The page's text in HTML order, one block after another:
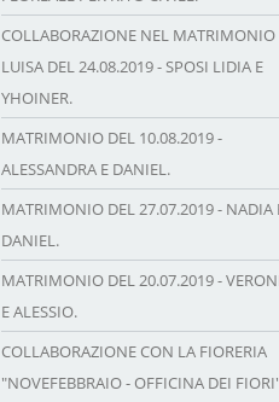
COLLABORAZIONE NEL MATRIMONIO
LUISA DEL 24.08.2019 - SPOSI LIDIA E
YHOINER.
MATRIMONIO DEL 10.08.2019 -
ALESSANDRA E DANIEL.
MATRIMONIO DEL 27.07.2019 - NADIA
DANIEL.
MATRIMONIO DEL 20.07.2019 -
E ALESSIO.
COLLABORAZIONE CON LA FIORERIA
"NOVEFEBBRAIO - OFFICINA DEI